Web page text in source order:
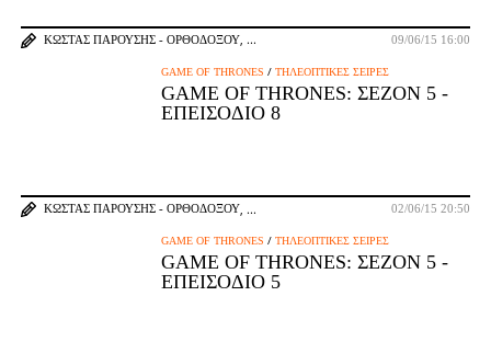
ΚΏΣΤΑΣ ΠΑΡΟΎΣΗΣ - ΟΡΘΟΔΌΞΟΥ 09/06/15 16:00
GAME OF THRONES /ΤΗΛΕΟΠΤΙΚΈΣ ΣΕΙΡΈΣ
GAME OF THRONES: ΣΕΖΌΝ 5 -
ΕΠΕΙΣΌΔΙΟ 8
ΚΏΣΤΑΣ ΠΑΡΟΎΣΗΣ - ΟΡΘΟΔΌΞΟΥ 02/06/15 20:50
GAME OF THRONES /ΤΗΛΕΟΠΤΙΚΈΣ ΣΕΙΡΈΣ
GAME OF THRONES: ΣΕΖΌΝ 5 -
ΕΠΕΙΣΌΔΙΟ 5